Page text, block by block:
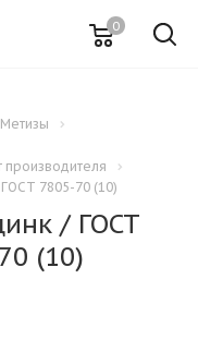
0
Метизы
производителя
7805-70 (10)
/ ГОСТ
(10)